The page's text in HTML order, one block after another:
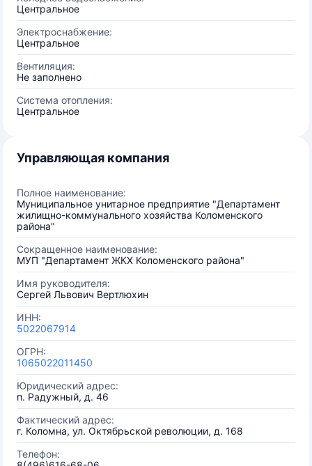
Центральное
Электроснабжение:
Центральное
Вентиляция:
Не заполнено
Система отопления:
Центральное
Управляющая компания
Полное наименование:
Муниципальное унитарное предприятие "Департамент
жилищно-коммунального хозяйства Коломенского
района"
Сокращенное наименование:
МУП "Департамент ЖКХ Коломенского района"
Имя руководителя:
Сергей Львович Вертлюхин
ИНН:
5022067914
ОГРН:
1065022011450
Юридический адрес:
п. Радужный, д. 46
Фактический адрес:
г. Коломна, ул. Октябрьской революции, д. 168
Телефон: